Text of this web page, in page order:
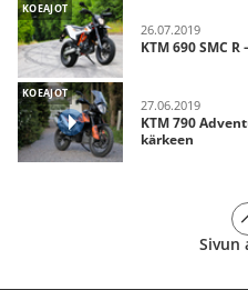
KOEAJOT
26.07.2019
KTM 690 SMC
KOEAJOT
27.06.2019
KTM 790
kärkeen
Sivun